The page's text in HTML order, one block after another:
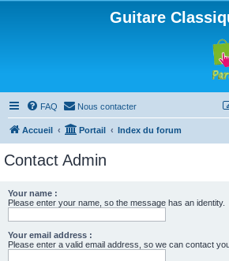
Guitare
FAQ Nous contacter
Accueil Portail Index du forum
Contact Admin
Your name :
Please enter your name, so the message has an identity.
Your email address :
Please enter a valid email address, so we can contact